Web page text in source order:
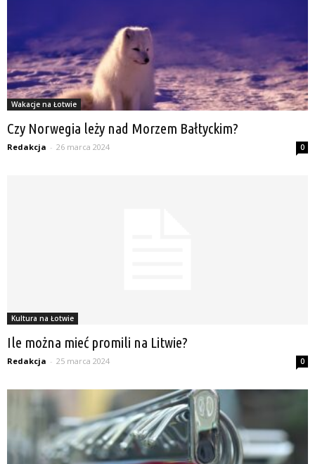
Wakacje na Łotwie
Czy Norwegia leży nad Morzem Bałtyckim?
Redakcja - 26 marca 2024 0
Kultura na Łotwie
Ile można mieć promili na Litwie?
Redakcja - 25 marca 2024 0